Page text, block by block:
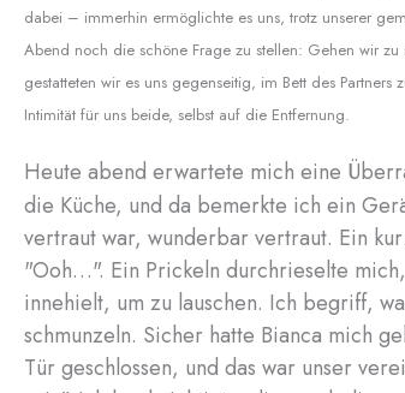
dabei – immerhin ermöglichte es uns, trotz unserer
Abend noch die schöne Frage zu stellen: Gehen wir
gestatteten wir es uns gegenseitig, im Bett des
Intimität für uns beide, selbst auf die Entfernung.
Heute abend erwartete mich eine
die Küche, und da bemerkte ich ein
vertraut war, wunderbar vertraut. Ein
"Ooh…". Ein Prickeln durchrieselte
innehielt, um zu lauschen. Ich begriff,
schmunzeln. Sicher hatte Bianca mich
Tür geschlossen, und das war unser